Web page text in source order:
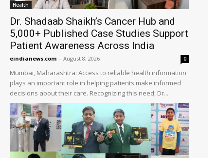
Health
Dr. Shadaab Shaikh’s Cancer Hub and
5,000+ Published Case Studies Support
Patient Awareness Across India
eindianews.com - August 8, 2026 0
Mumbai, Maharashtra: Access to reliable health information
plays an important role in helping patients make informed
decisions about their care. Recognizing this need, Dr....